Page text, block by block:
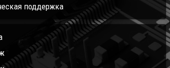
поддержка